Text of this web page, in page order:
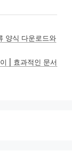
양식 다운로드와
| 효과적인 문서